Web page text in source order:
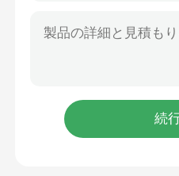
給水塔消防車
ガスRC消防車